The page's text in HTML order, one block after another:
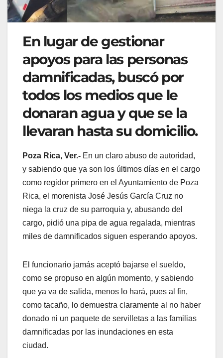
En lugar de gestionar
apoyos para las personas
damnificadas, buscó por
todos los medios que le
donaran agua y que se la
llevaran hasta su domicilio.
Poza Rica, Ver.- En un claro abuso de autoridad,
y sabiendo que ya son los últimos días en el cargo
como regidor primero en el Ayuntamiento de Poza
Rica, el morenista José Jesús García Cruz no
niega la cruz de su parroquia y, abusando del
cargo, pidió una pipa de agua regalada, mientras
miles de damnificados siguen esperando apoyos.
El funcionario jamás aceptó bajarse el sueldo,
como se propuso en algún momento, y sabiendo
que ya va de salida, menos lo hará, pues al fin,
como tacaño, lo demuestra claramente al no haber
donado ni un paquete de servilletas a las familias
damnificadas por las inundaciones en esta
ciudad.